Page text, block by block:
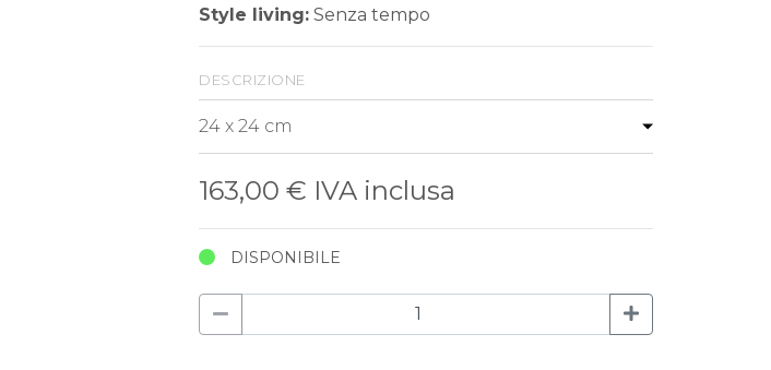
Style living: Senza tempo
descrizione
163,00 € IVA inclusa
DISPONIBILE